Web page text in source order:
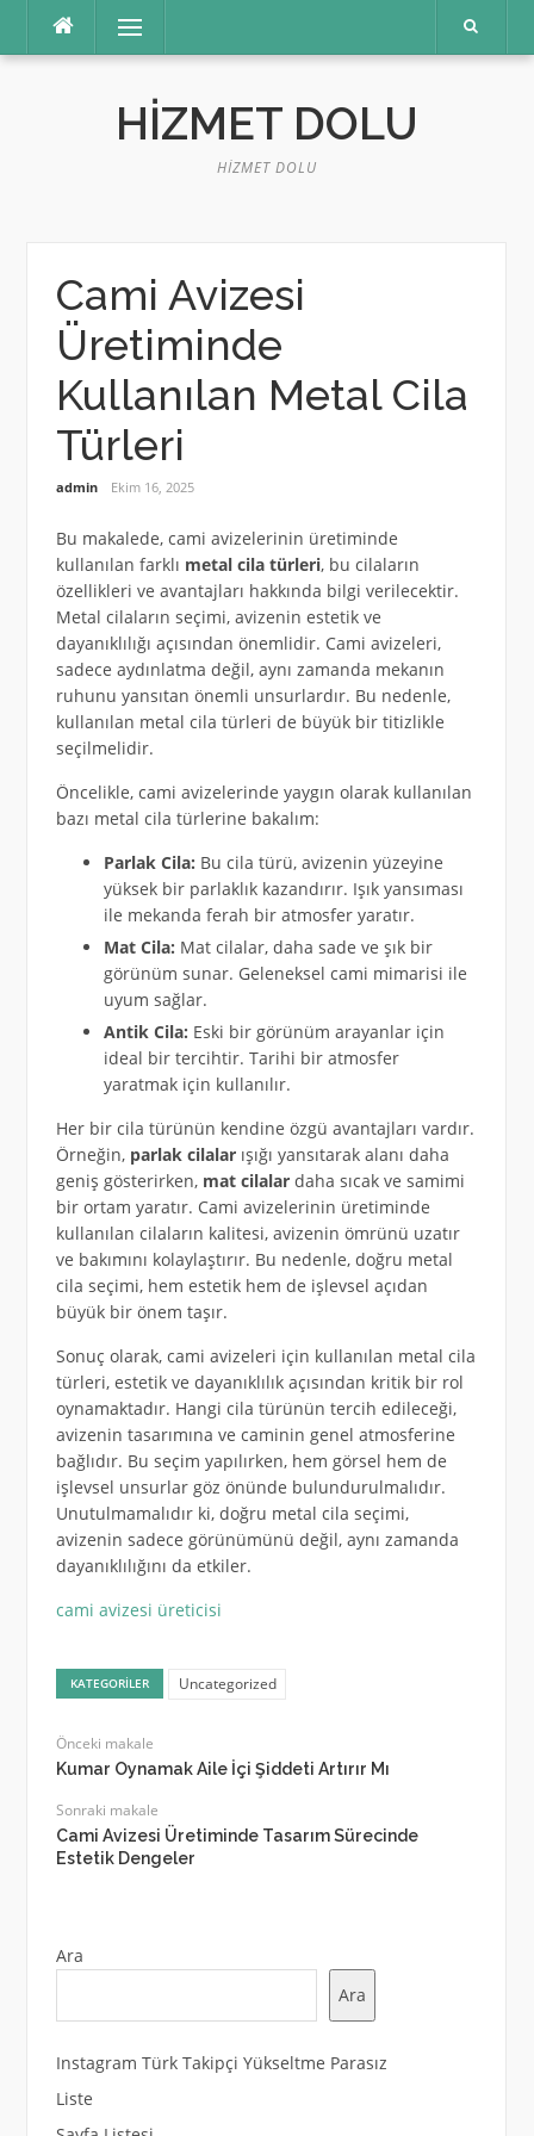
Menü
HIZMET DOLU
HIZMET DOLU
Cami Avizesi
Üretiminde
Kullanılan Metal Cila
Türleri
admin Ekim 16, 2025
Bu makalede, cami avizelerinin üretiminde
kullanılan farklı metal cila türleri, bu cilaların
özellikleri ve avantajları hakkında bilgi verilecektir.
Metal cilaların seçimi, avizenin estetik ve
dayanıklılığı açısından önemlidir. Cami avizeleri,
sadece aydınlatma değil, aynı zamanda mekanın
ruhunu yansıtan önemli unsurlardır. Bu nedenle,
kullanılan metal cila türleri de büyük bir titizlikle
seçilmelidir.
Öncelikle, cami avizelerinde yaygın olarak kullanılan
bazı metal cila türlerine bakalım:
Parlak Cila: Bu cila türü, avizenin yüzeyine
yüksek bir parlaklık kazandırır. Işık yansıması
ile mekanda ferah bir atmosfer yaratır.
Mat Cila: Mat cilalar, daha sade ve şık bir
görünüm sunar. Geleneksel cami mimarisi ile
uyum sağlar.
Antik Cila: Eski bir görünüm arayanlar için
ideal bir tercihtir. Tarihi bir atmosfer
yaratmak için kullanılır.
Her bir cila türünün kendine özgü avantajları vardır.
Örneğin, parlak cilalarışığı yansıtarak alanı daha
geniş gösterirken, mat cilalardaha sıcak ve samimi
bir ortam yaratır. Cami avizelerinin üretiminde
kullanılan cilaların kalitesi, avizenin ömrünü uzatır
ve bakımını kolaylaştırır. Bu nedenle, doğru metal
cila seçimi, hem estetik hem de işlevsel açıdan
büyük bir önem taşır.
Sonuç olarak, cami avizeleri için kullanılan metal cila
türleri, estetik ve dayanıklılık açısından kritik bir rol
oynamaktadır. Hangi cila türünün tercih edileceği,
avizenin tasarımına ve caminin genel atmosferine
bağlıdır. Bu seçim yapılırken, hem görsel hem de
işlevsel unsurlar göz önünde bulundurulmalıdır.
Unutulmamalıdır ki, doğru metal cila seçimi,
avizenin sadece görünümünü değil, aynı zamanda
dayanıklılığını da etkiler.
cami avizesi üreticisi
KATEGORILER Uncategorized
Önceki makale
Kumar Oynamak Aile İçi Şiddeti Artırır Mı
Sonraki makale
Cami Avizesi Üretiminde Tasarım Sürecinde
Estetik Dengeler
Ara
Ara
Instagram Türk Takipçi Yükseltme Parasız
Liste